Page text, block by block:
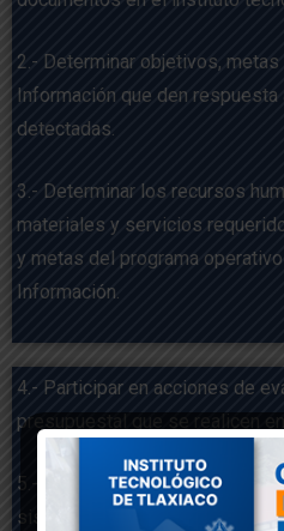
2.- Determinar objetivos,
Información que den
detectadas.
3.- Determinar los recursos
materiales y servicios
y metas del programa
Información.
4.- Participar en acciones de
presupuestal que se realicen
5.- Participar en la integración
sistemas de información del